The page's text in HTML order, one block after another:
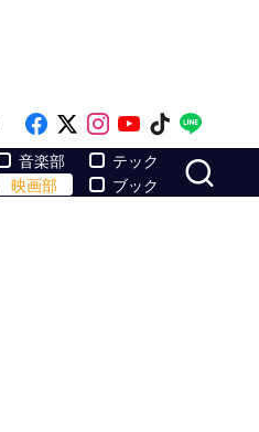
Like on Facebook
Follow on x
Follow on
Follow on
Follow
音楽部
映画部
テック
ブック